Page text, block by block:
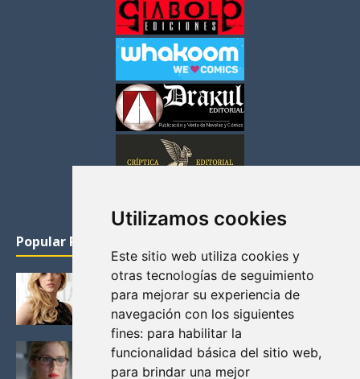
Utilizamos cookies
Este sitio web utiliza cookies y
otras tecnologías de seguimiento
para mejorar su experiencia de
navegación con los siguientes
fines: para habilitar la
funcionalidad básica del sitio web,
para brindar una mejor
Popular Posts
KATHERYN WINNICK: LA ACTRIZ MAS GUAPA DE
VIKINGOS
Junio 14, 2013
FELICITY (EMILY BETT RICKARDS), LAS FOTOS
MAS BONITAS DE LA ALIADA DE ARROW